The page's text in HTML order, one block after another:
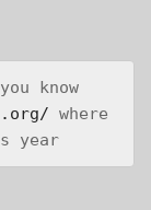
where
year